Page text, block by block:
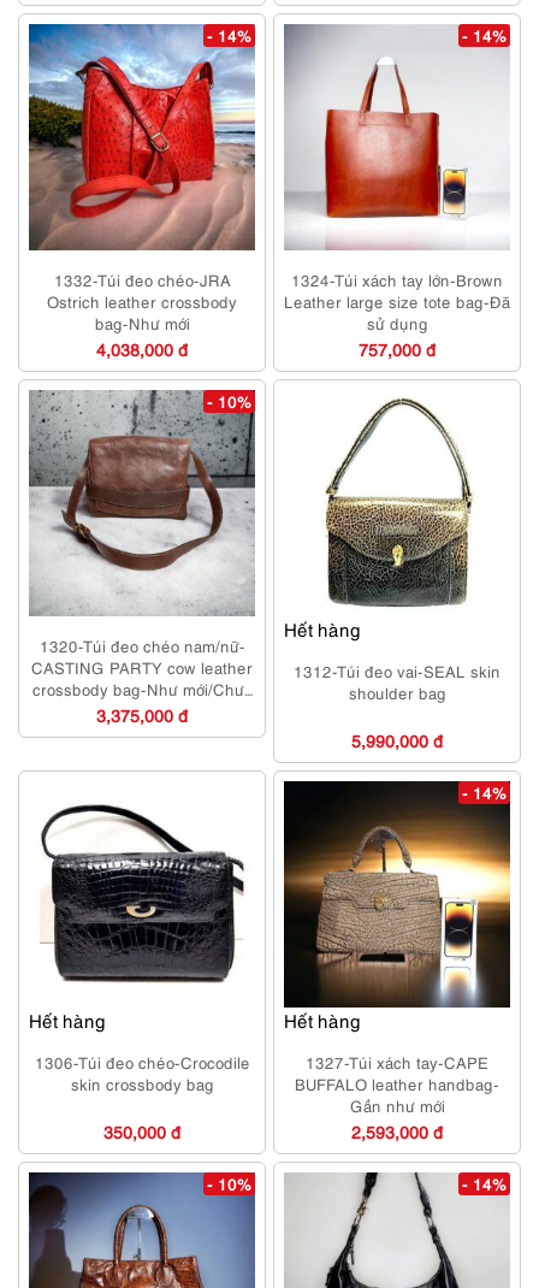
- 14%
1332-Túi đeo chéo-JRA
Ostrich leather crossbody
bag-Như mới
4,038,000 đ
- 14%
1324-Túi xách tay lớn-Brown
Leather large size tote bag-Đã
sử dụng
757,000 đ
- 10%
1320-Túi đeo chéo nam/nữ-
CASTING PARTY cow leather
crossbody bag-Như mới/Chưa
sử dụng
3,375,000 đ
Hết hàng
1312-Túi đeo vai-SEAL skin
shoulder bag
5,990,000 đ
Hết hàng
1306-Túi đeo chéo-Crocodile
skin crossbody bag
350,000 đ
Hết hàng
- 14%
1327-Túi xách tay-CAPE
BUFFALO leather handbag-
Gần như mới
2,593,000 đ
- 10% - 14%